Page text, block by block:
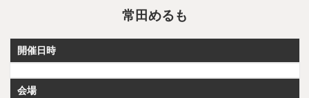
常田めるも
開催日時
会場